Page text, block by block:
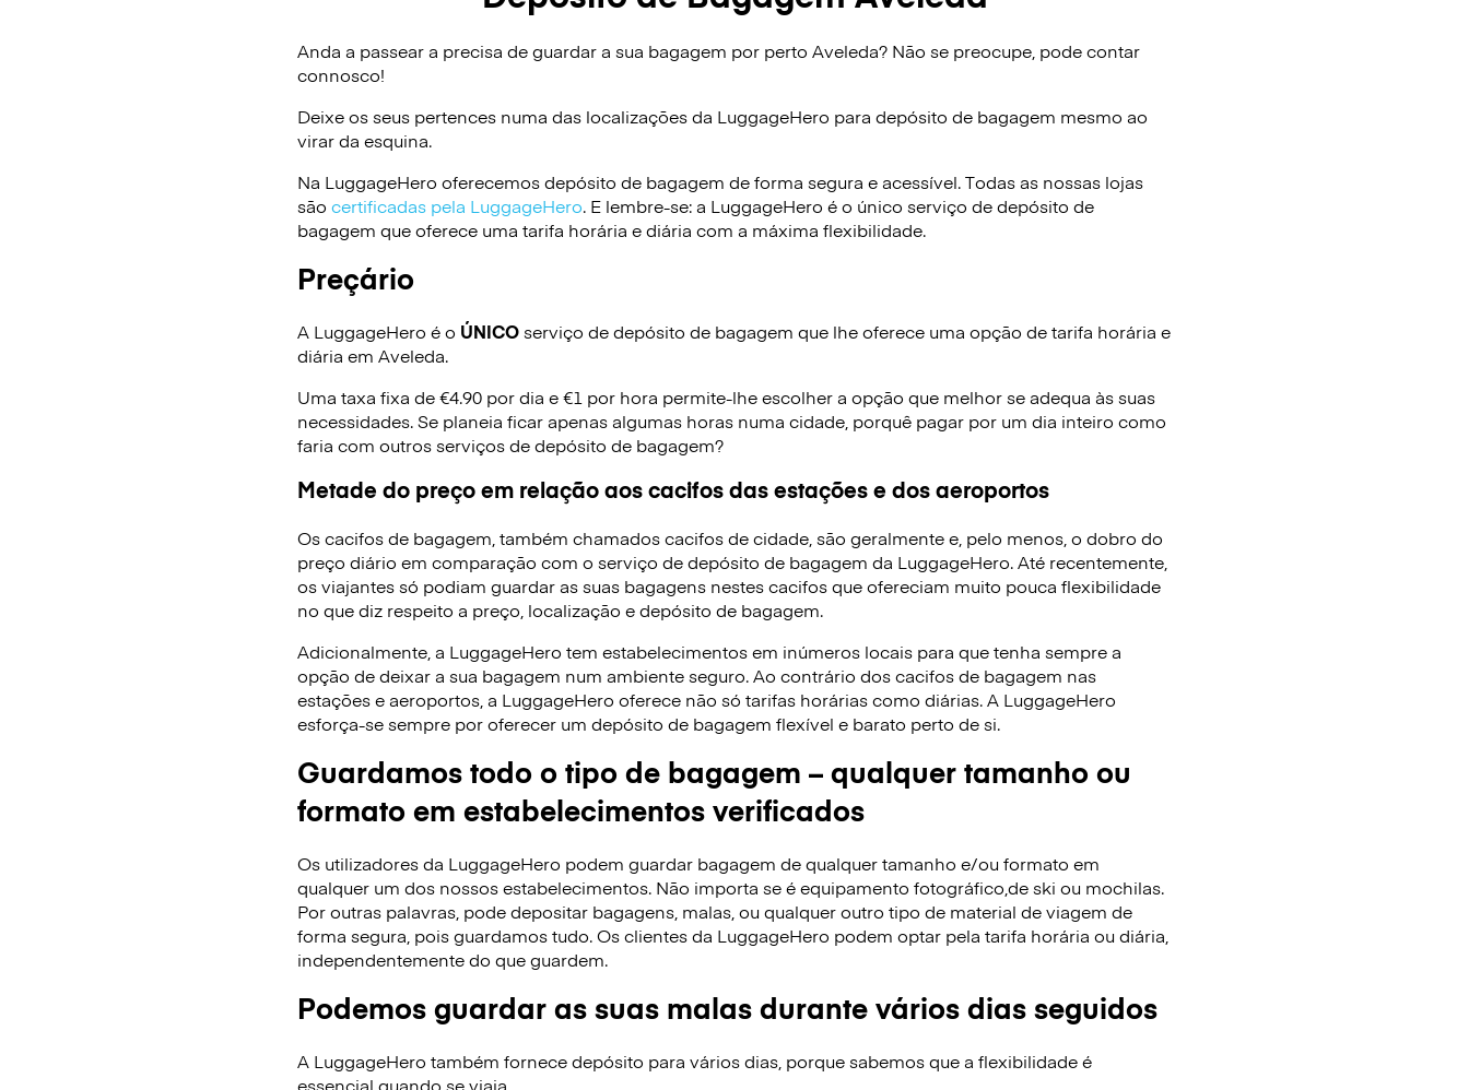
Anda a passear a precisa de guardar a sua bagagem por perto Aveleda? Não se preocupe, pode contar
connosco!
Deixe os seus pertences numa das localizações da LuggageHero para depósito de bagagem mesmo ao
virar da esquina.
Na LuggageHero oferecemos depósito de bagagem de forma segura e acessível. Todas as nossas lojas
são certificadas pela LuggageHero. E lembre-se: a LuggageHero é o único serviço de depósito de
bagagem que oferece uma tarifa horária e diária com a máxima flexibilidade.
Preçário
A LuggageHero é o ÚNICOserviço de depósito de bagagem que lhe oferece uma opção de tarifa horária e
diária em Aveleda.
Uma taxa fixa de €4.90 por dia e €1 por hora permite-lhe escolher a opção que melhor se adequa às suas
necessidades. Se planeia ficar apenas algumas horas numa cidade, porquê pagar por um dia inteiro como
faria com outros serviços de depósito de bagagem?
Metade do preço em relação aos cacifos das estações e dos aeroportos
Os cacifos de bagagem, também chamados cacifos de cidade, são geralmente e, pelo menos, o dobro do
preço diário em comparação com o serviço de depósito de bagagem da LuggageHero. Até recentemente,
os viajantes só podiam guardar as suas bagagens nestes cacifos que ofereciam muito pouca flexibilidade
no que diz respeito a preço, localização e depósito de bagagem.
Adicionalmente, a LuggageHero tem estabelecimentos em inúmeros locais para que tenha sempre a
opção de deixar a sua bagagem num ambiente seguro. Ao contrário dos cacifos de bagagem nas
estações e aeroportos, a LuggageHero oferece não só tarifas horárias como diárias. A LuggageHero
esforça-se sempre por oferecer um depósito de bagagem flexível e barato perto de si.
Guardamos todo o tipo de bagagem – qualquer tamanho ou
formato em estabelecimentos verificados
Os utilizadores da LuggageHero podem guardar bagagem de qualquer tamanho e/ou formato em
qualquer um dos nossos estabelecimentos. Não importa se é equipamento fotográfico,de ski ou mochilas.
Por outras palavras, pode depositar bagagens, malas, ou qualquer outro tipo de material de viagem de
forma segura, pois guardamos tudo. Os clientes da LuggageHero podem optar pela tarifa horária ou diária,
independentemente do que guardem.
Podemos guardar as suas malas durante vários dias seguidos
A LuggageHero também fornece depósito para vários dias, porque sabemos que a flexibilidade é
essencial quando se viaja.